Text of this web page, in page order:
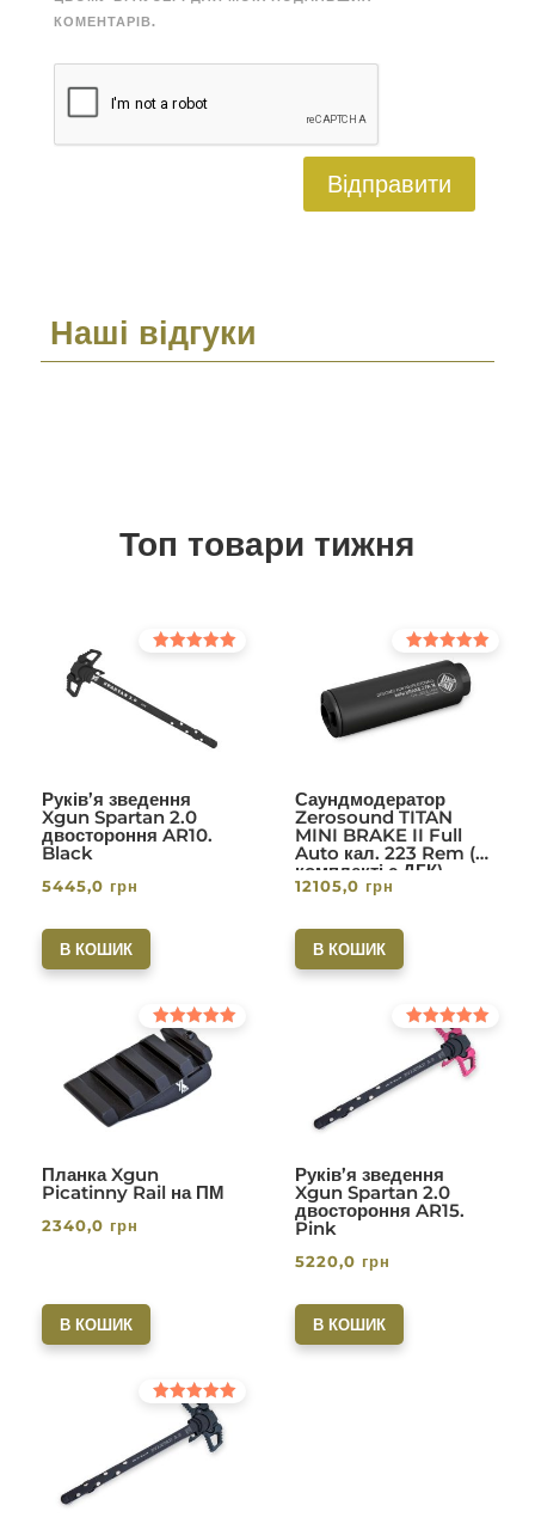
КОМЕНТАРІВ.
Відправити
Наші відгуки
Топ товари тижня
Руків’я зведення
Xgun Spartan 2.0
двостороння AR10.
Black
5445,0 грн
В КОШИК
Саундмодератор
Zerosound TITAN
MINI BRAKE II Full
Auto кал. 223 Rem (в
комплекті с ДГК)
різьба 1/2-28. Вlack
Оцінено в
5.00
з 5
12105,0 грн
В КОШИК
Планка Xgun
Picatinny Rail на ПМ
Оцінено в
5.00
з 5
2340,0 грн
В КОШИК
Руків’я зведення
Xgun Spartan 2.0
двостороння AR15.
Pink
Оцінено в
з 5
5220,0 грн
В КОШИК
Оцінено в
з 5